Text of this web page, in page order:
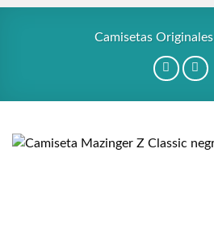
Camisetas Originales